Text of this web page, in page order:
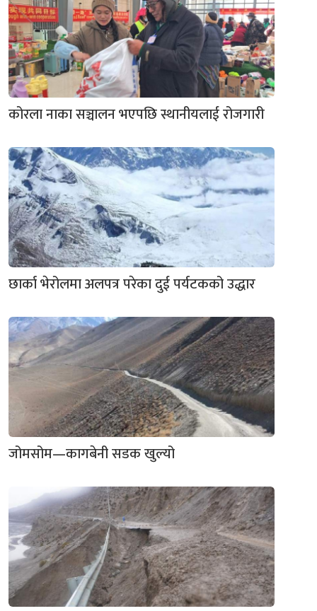
कोरला नाका सञ्चालन भएपछि स्थानीयलाई रोजगारी
छार्का भेरोलमा अलपत्र परेका दुई पर्यटकको उद्धार
जोमसोम—कागबेनी सडक खुल्यो